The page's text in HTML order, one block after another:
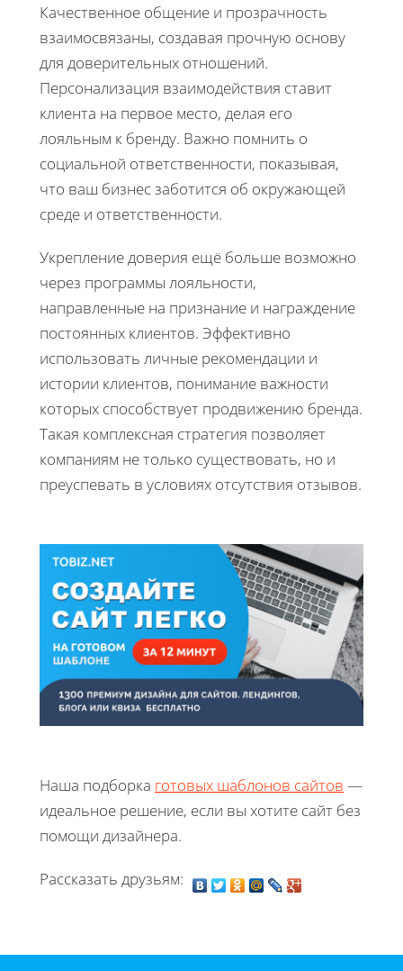
Качественное общение и прозрачность
взаимосвязаны, создавая прочную основу
для доверительных отношений.
Персонализация взаимодействия ставит
клиента на первое место, делая его
лояльным к бренду. Важно помнить о
социальной ответственности, показывая,
что ваш бизнес заботится об окружающей
среде и ответственности.
Укрепление доверия ещё больше возможно
через программы лояльности,
направленные на признание и награждение
постоянных клиентов. Эффективно
использовать личные рекомендации и
истории клиентов, понимание важности
которых способствует продвижению бренда.
Такая комплексная стратегия позволяет
компаниям не только существовать, но и
преуспевать в условиях отсутствия отзывов.
Наша подборка готовых шаблонов сайтов —
идеальное решение, если вы хотите сайт без
помощи дизайнера.
Рассказать друзьям: